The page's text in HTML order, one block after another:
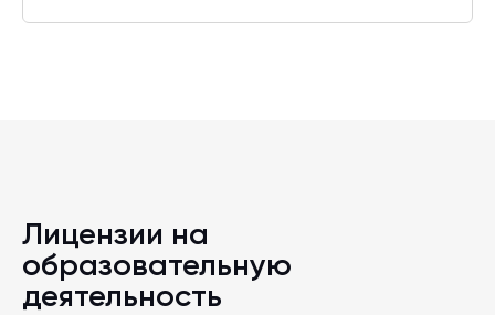
Лицензии на
образовательную
деятельность